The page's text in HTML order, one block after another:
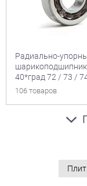
Радиально-
40*град 72 / 73 /
106 товаров